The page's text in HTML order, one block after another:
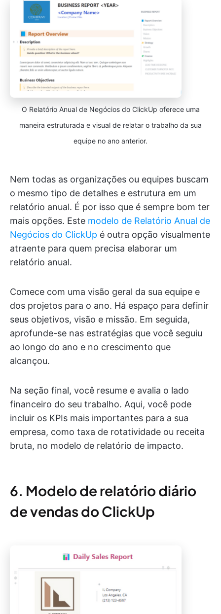
O Relatório Anual de Negócios do ClickUp oferece uma
maneira estruturada e visual de relatar o trabalho da sua
equipe no ano anterior.
Nem todas as organizações ou equipes buscam
o mesmo tipo de detalhes e estrutura em um
relatório anual. É por isso que é sempre bom ter
mais opções. Este modelo de Relatório Anual de
Negócios do ClickUp é outra opção visualmente
atraente para quem precisa elaborar um
relatório anual.
Comece com uma visão geral da sua equipe e
dos projetos para o ano. Há espaço para definir
seus objetivos, visão e missão. Em seguida,
aprofunde-se nas estratégias que você seguiu
ao longo do ano e no crescimento que
alcançou.
Na seção final, você resume e avalia o lado
financeiro do seu trabalho. Aqui, você pode
incluir os KPIs mais importantes para a sua
empresa, como taxa de rotatividade ou receita
bruta, no modelo de relatório de impacto.
6. Modelo de relatório diário
de vendas do ClickUp